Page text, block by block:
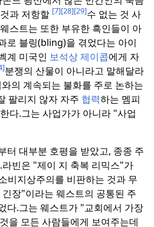
과 저항할 [7][28][29]수 없는 것 사
웨스트는 또한 부유한 흑인들이 아
로 블링(bling)을 겪었다는 아이
계 미국인 보석상 제이콥에게 자
분쟁의 산물이 아니라고 말해달라
와의 계속되는 불화를 주로 논하는
팔리지 않자 자주 협력하는 멤피
다.그는 사업가가 아니라 "사업
터 대부분 호평을 받았고, 종종 주
라빈은 "제이 지 축복 리믹스"가
비지상주의를 비판하는 것과 무
장"이라는 웨스트의 공통된 주
다.그는 웨스트가 "교회에서 가장
을 모든 사람들에게 보여주는데